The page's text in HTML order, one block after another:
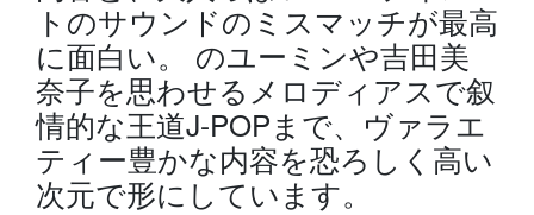
トのサウンドのミスマッチが最高
に面白い。 のユーミンや吉田美
奈子を思わせるメロディアスで叙
情的な王道J-POPまで、ヴァラエ
ティー豊かな内容を恐ろしく高い
次元で形にしています。